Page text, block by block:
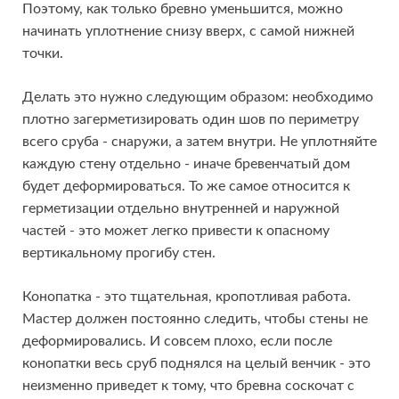
Поэтому, как только бревно уменьшится, можно
начинать уплотнение снизу вверх, с самой нижней
точки.
Делать это нужно следующим образом: необходимо
плотно загерметизировать один шов по периметру
всего сруба - снаружи, а затем внутри. Не уплотняйте
каждую стену отдельно - иначе бревенчатый дом
будет деформироваться. То же самое относится к
герметизации отдельно внутренней и наружной
частей - это может легко привести к опасному
вертикальному прогибу стен.
Конопатка - это тщательная, кропотливая работа.
Мастер должен постоянно следить, чтобы стены не
деформировались. И совсем плохо, если после
конопатки весь сруб поднялся на целый венчик - это
неизменно приведет к тому, что бревна соскочат с